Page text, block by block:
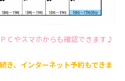
ＰＣやスマホからも確認できます♪
き、インターネット予約もできま